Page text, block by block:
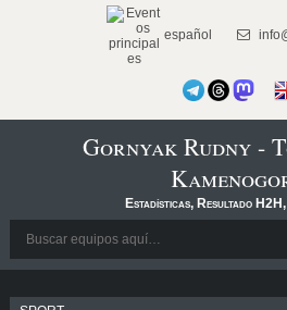
español
Gornyak Rudny -
Estadísticas, Resultado